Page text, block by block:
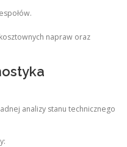
napraw oraz
analizy stanu technicznego